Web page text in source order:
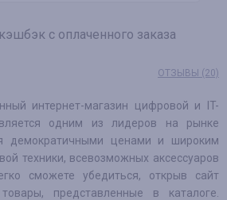
кэшбэк с оплаченного заказа
ОТЗЫВЫ (20)
интернет-магазин цифровой и IT-
одним из лидеров на рынке
демократичными ценами и широким
техники, всевозможных аксессуаров
сможете убедиться, открыв сайт
представленные в каталоге.